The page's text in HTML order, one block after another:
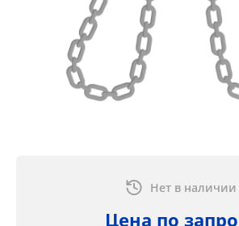
Нет в наличии
Цена по